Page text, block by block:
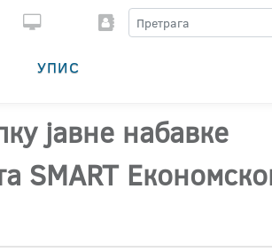
УПИС
јавне набавке
SMART